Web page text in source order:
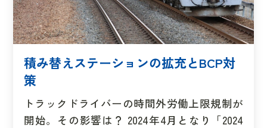
積み替えステーションの拡充とBCP対
策
トラックドライバーの時間外労働上限規制が
開始。その影響は？ 2024年4月となり「2024